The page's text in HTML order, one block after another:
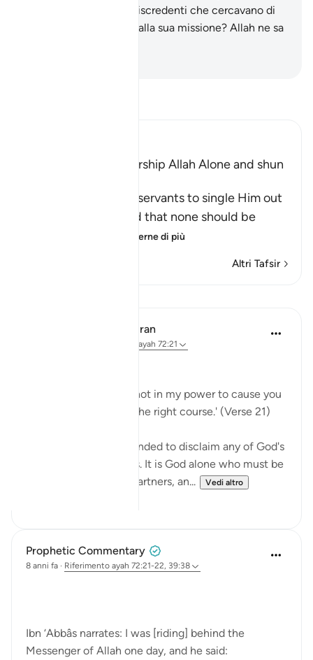
The Command to worship Allah Alone and shun
Allah commands His servants to single Him out
alone for worship and that none should be
Per saperne di più
Altri Tafsir
In the Shade of the Quran
ayah 72:21
Say Muhammad: 'It is not in my power to cause you
harm or to set you on the right course.' (Verse 21)
The Prophet is commanded to disclaim any of God's
qualities and attributes. It is God alone who must be
worshipped, without partners, an...
Vedi altro
Prophetic Commentary
8 anni fa · Riferimento ayah 72:21-22, 39:38
Ibn ‘Abbâs narrates: I was [riding] behind the
Messenger of Allah one day, and he said:
uomini e jinn ostili e miscredenti che cercavano di
impedirgli di assolvere alla sua missione? Allah ne sa